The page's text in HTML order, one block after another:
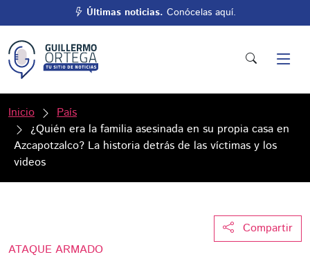
Últimas noticias. Conócelas aquí.
Inicio
País
¿Quién era la familia asesinada en su propia casa en
Azcapotzalco? La historia detrás de las víctimas y los
videos
Compartir
ATAQUE ARMADO